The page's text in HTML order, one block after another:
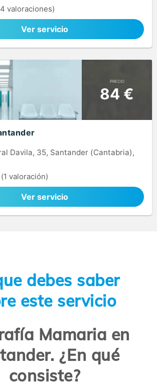
valoraciones)
Ver servicio
PRECIO
84 €
Davila, 35, Santander (Cantabria),
(1 valoración)
Ver servicio
debes saber
este servicio
Mamaria en
¿En qué
consiste?